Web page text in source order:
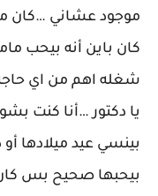
موجود عشاني …كان
كان باين أنه بيحب
شغله اهم من اي حاجة
يا دكتور …أنا كنت
بينسي عيد ميلادها
بيحبها صحيح بس كان